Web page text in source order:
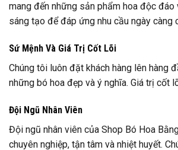
mang đến những sản phẩm hoa độc
sáng tạo để đáp ứng nhu cầu ngày càng
Sứ Mệnh Và Giá Trị Cốt Lõi
Chúng tôi luôn đặt khách hàng lên hàng
những bó hoa đẹp và ý nghĩa. Giá trị cốt
Đội Ngũ Nhân Viên
Đội ngũ nhân viên của Shop Bó Hoa
chuyên nghiệp, tận tâm và nhiệt huyết.